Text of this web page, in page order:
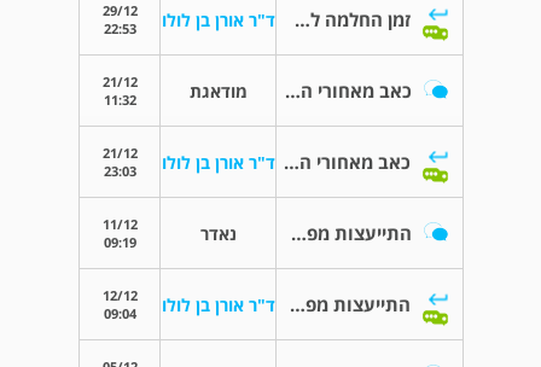
זמן החלמה לאחר ניתוח החלפת מפרק ירך ד"ר אורן בן לולו
29/12
22:53
כאב מאחורי הברך והירך מודאגת
21/12
11:32
כאב מאחורי הברך והירך ד"ר אורן בן לולו
21/12
23:03
התייעצות מפרק ירך.שאלה נאדר
11/12
09:19
התייעצות מפרק ירך.שאלה ד"ר אורן בן לולו
12/12
09:04